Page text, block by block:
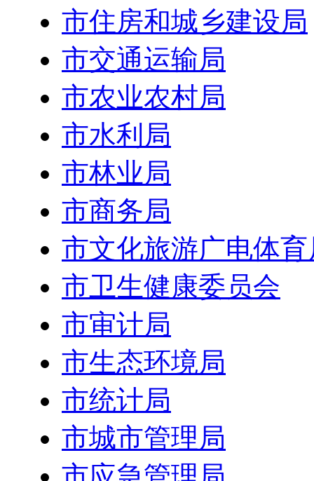
市住房和城乡建设局
市交通运输局
市农业农村局
市水利局
市林业局
市商务局
市文化旅游广电体育
市卫生健康委员会
市审计局
市生态环境局
市统计局
市城市管理局